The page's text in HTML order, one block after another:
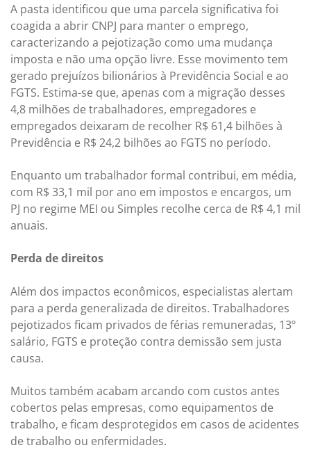
A pasta identificou que uma parcela significativa foi
coagida a abrir CNPJ para manter o emprego,
caracterizando a pejotização como uma mudança
imposta e não uma opção livre. Esse movimento tem
gerado prejuízos bilionários à Previdência Social e ao
FGTS. Estima-se que, apenas com a migração desses
4,8 milhões de trabalhadores, empregadores e
empregados deixaram de recolher R$ 61,4 bilhões à
Previdência e R$ 24,2 bilhões ao FGTS no período.
Enquanto um trabalhador formal contribui, em média,
com R$ 33,1 mil por ano em impostos e encargos, um
PJ no regime MEI ou Simples recolhe cerca de R$ 4,1 mil
anuais.
Perda de direitos
Além dos impactos econômicos, especialistas alertam
para a perda generalizada de direitos. Trabalhadores
pejotizados ficam privados de férias remuneradas, 13º
salário, FGTS e proteção contra demissão sem justa
causa.
Muitos também acabam arcando com custos antes
cobertos pelas empresas, como equipamentos de
trabalho, e ficam desprotegidos em casos de acidentes
de trabalho ou enfermidades.